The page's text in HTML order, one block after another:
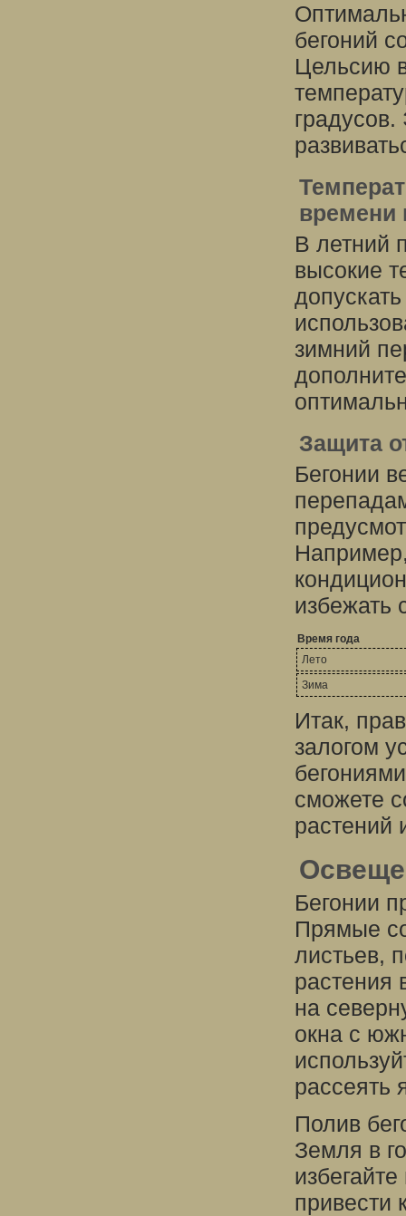
бегоний
Цельсию
времени
В летний
высокие
зимний
Защита
Бегонии
избежать
Время года
Лето
Зима
Итак,
залогом
сможете
растений
Бегонии
Прямые
листьев,
растения
на
окна с
рассеять
Полив
Земля в
привести